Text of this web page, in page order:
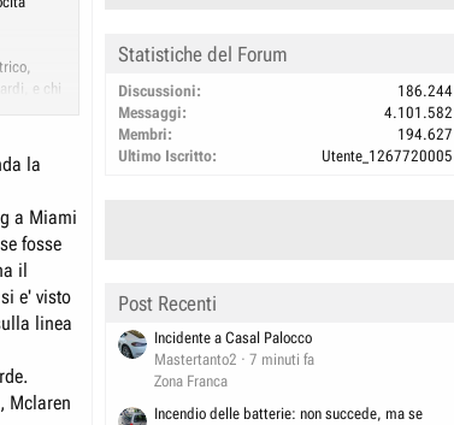
e chi
e
la
a Miami
fosse
il
e' visto
linea
Mclaren
Statistiche del Forum
Discussioni
186.244
Messaggi
4.101.582
Membri
194.627
Ultimo Iscritto
Utente_1267720005
Post Recenti
Incidente a Casal Palocco
Mastertanto2
7 minuti fa
Zona Franca
Incendio delle batterie: non succede, ma se